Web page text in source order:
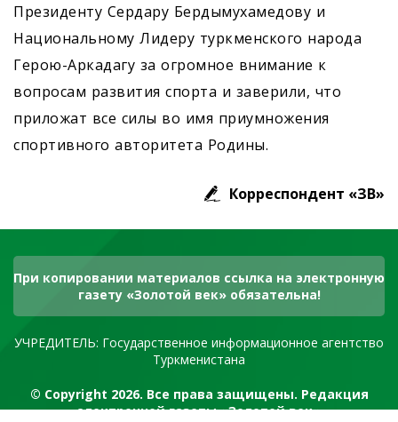
Президенту Сердару Бердымухамедову и
Национальному Лидеру туркменского народа
Герою-Аркадагу за огромное внимание к
вопросам развития спорта и заверили, что
приложат все силы во имя приумножения
спортивного авторитета Родины.
Корреспондент «ЗВ»
При копировании материалов ссылка на электронную
газету «Золотой век» обязательна!
УЧРЕДИТЕЛЬ: Государственное информационное агентство
Туркменистана
© Copyright 2026. Все права защищены. Редакция
электронной газеты «Золотой век»